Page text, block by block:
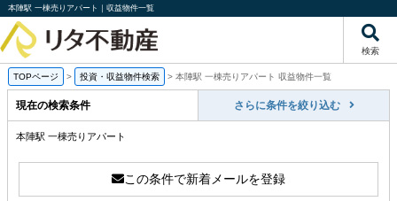
本陣駅 一棟売りアパート｜収益物件一覧
検索
TOPページ > 投資・収益物件検索 > 本陣駅 一棟売りアパート 収益物件一覧
現在の検索条件 さらに条件を絞り込む
本陣駅 一棟売りアパート
この条件で新着メールを登録